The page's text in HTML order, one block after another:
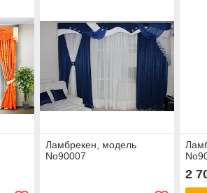
Ламбрекен, модель
No90007
2